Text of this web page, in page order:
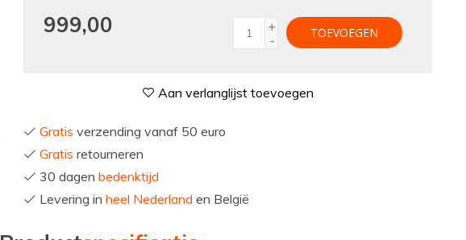
999,00
+
-
TOEVOEGEN
Aan verlanglijst toevoegen
Gratis verzending vanaf 50 euro
Gratis retourneren
30 dagen bedenktijd
Levering in heel Nederland en België